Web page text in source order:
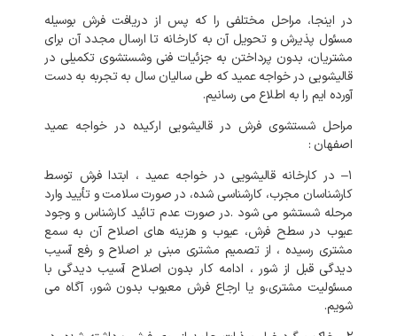
در اینجا، مراحل مختلفی را که پس از دریافت فرش بوسیله
مسئول پذیرش و تحویل آن به کارخانه تا ارسال مجدد آن برای
مشتریان، بدون پرداختن به جزئیات فنی وشستشوی تکمیلی در
قالیشویی در خواجه عمیدکه طی سالیان سال به تجربه به دست
آورده ایم را به اطلاع می رسانیم.
مراحل شستشوی فرش در قالیشویی ارکیده در خواجه عمید
اصفهان :
۱– در کارخانه قالیشویی در خواجه عمید ، ابتدا فرش توسط
کارشناسان مجرب، کارشناسی شده، در صورت سلامت و تأییدوارد
مرحله شستشو می شود .در صورت عدم تائید کارشناس و وجود
عیوب در سطح فرش، عیوب و هزینه های اصلاح آن به سمع
مشتری رسیده ، از تصمیم مشتری مبنی بر اصلاح و رفع آسیب
دیدگی قبل از شور ، ادامه کار بدون اصلاح آسیب دیدگی با
مسئولیت مشتری،و یا ارجاع فرش معیوب بدون شور، آگاه می
شویم.